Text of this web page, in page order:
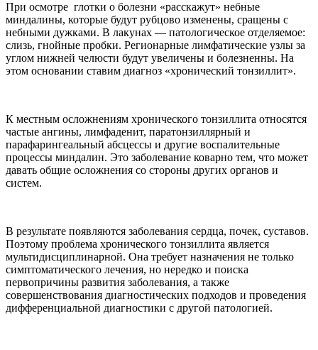
При осмотре глотки о болезни «расскажут» небные
миндалины, которые будут рубцово изменены, сращены с
небными дужками. В лакунах — патологическое отделяемое:
слизь, гнойные пробки. Регионарные лимфатические узлы за
углом нижней челюсти будут увеличены и болезненны. На
этом основании ставим диагноз «хронический тонзиллит».
К местным осложнениям хронического тонзиллита относятся
частые ангины, лимфаденит, паратонзиллярный и
парафарингеальный абсцессы и другие воспалительные
процессы миндалин. Это заболевание коварно тем, что может
давать общие осложнения со стороны других органов и
систем.
В результате появляются заболевания сердца, почек, суставов.
Поэтому проблема хронического тонзиллита является
мультидисциплинарной. Она требует назначения не только
симптоматического лечения, но нередко и поиска
первопричины развития заболевания, а также
совершенствования диагностических подходов и проведения
дифференциальной диагностики с другой патологией.